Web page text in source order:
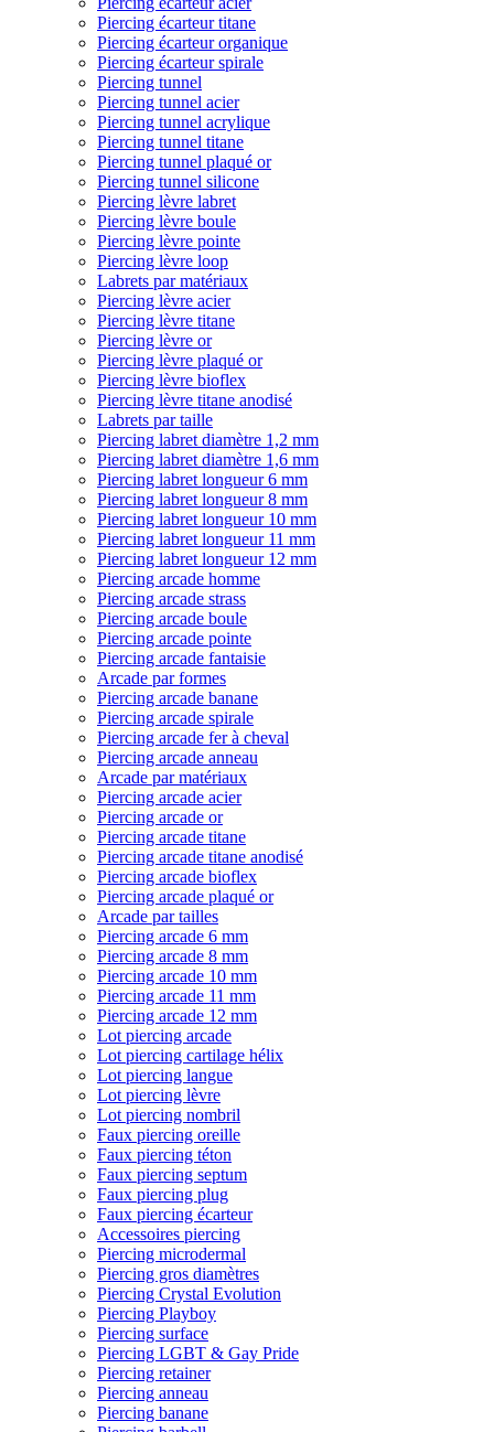
Piercing écarteur titane
Piercing écarteur organique
Piercing écarteur spirale
Piercing tunnel
Piercing tunnel acier
Piercing tunnel acrylique
Piercing tunnel titane
Piercing tunnel plaqué or
Piercing tunnel silicone
Piercing lèvre labret
Piercing lèvre boule
Piercing lèvre pointe
Piercing lèvre loop
Labrets par matériaux
Piercing lèvre acier
Piercing lèvre titane
Piercing lèvre or
Piercing lèvre plaqué or
Piercing lèvre bioflex
Piercing lèvre titane anodisé
Labrets par taille
Piercing labret diamètre 1,2 mm
Piercing labret diamètre 1,6 mm
Piercing labret longueur 6 mm
Piercing labret longueur 8 mm
Piercing labret longueur 10 mm
Piercing labret longueur 11 mm
Piercing labret longueur 12 mm
Piercing arcade homme
Piercing arcade strass
Piercing arcade boule
Piercing arcade pointe
Piercing arcade fantaisie
Arcade par formes
Piercing arcade banane
Piercing arcade spirale
Piercing arcade fer à cheval
Piercing arcade anneau
Arcade par matériaux
Piercing arcade acier
Piercing arcade or
Piercing arcade titane
Piercing arcade titane anodisé
Piercing arcade bioflex
Piercing arcade plaqué or
Arcade par tailles
Piercing arcade 6 mm
Piercing arcade 8 mm
Piercing arcade 10 mm
Piercing arcade 11 mm
Piercing arcade 12 mm
Lot piercing arcade
Lot piercing cartilage hélix
Lot piercing langue
Lot piercing lèvre
Lot piercing nombril
Faux piercing oreille
Faux piercing téton
Faux piercing septum
Faux piercing plug
Faux piercing écarteur
Accessoires piercing
Piercing microdermal
Piercing gros diamètres
Piercing Crystal Evolution
Piercing Playboy
Piercing surface
Piercing LGBT & Gay Pride
Piercing retainer
Piercing anneau
Piercing banane